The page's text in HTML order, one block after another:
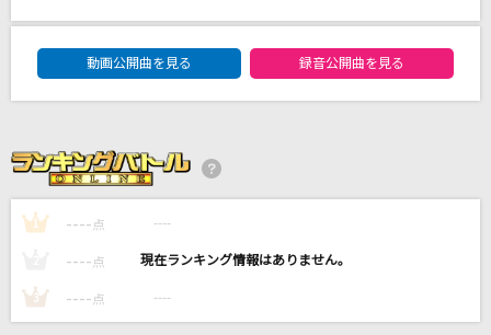
クロノスタシス
WANDS
Shake It Up
[生音]また逢う日まで
DAM★ともボーカルエントリーランキング
動画公開曲を見る
録音公開曲を見る
1 ---- 点 ----
---- 点 ----
3 ---- 点 ----